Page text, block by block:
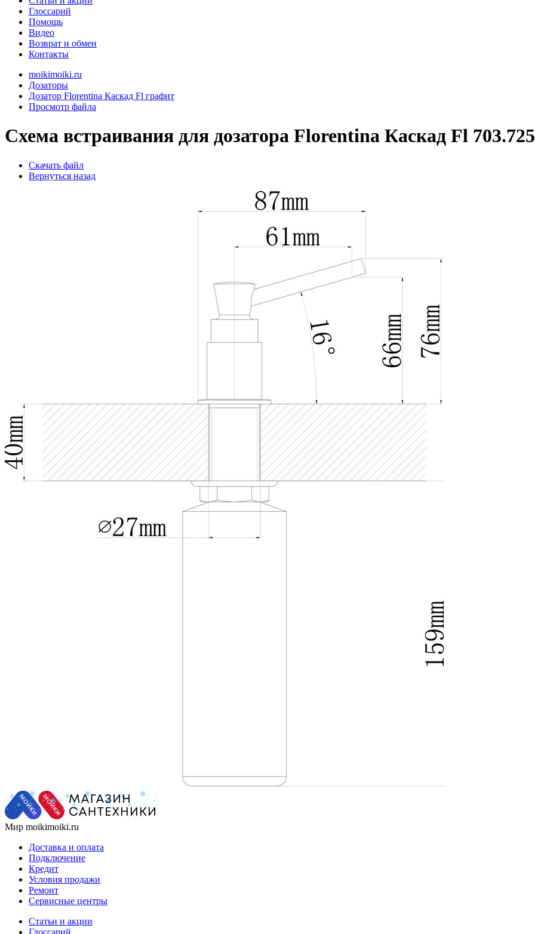
Глоссарий
Помощь
Видео
Возврат и обмен
Контакты
moikimoiki.ru
Дозаторы
Дозатор Florentina Каскад Fl графит
Просмотр файла
Схема встраивания для дозатора Florentina Каскад Fl
Скачать файл
Вернуться назад
Мир moikimoiki.ru
Доставка и оплата
Подключение
Кредит
Условия продажи
Ремонт
Сервисные центры
Статьи и акции
Глоссарий